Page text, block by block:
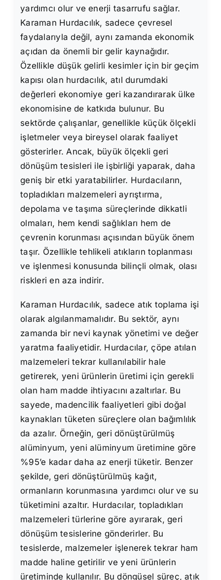
yardımcı olur ve enerji tasarrufu sağlar.
Karaman Hurdacılık, sadece çevresel
faydalarıyla değil, aynı zamanda ekonomik
açıdan da önemli bir gelir kaynağıdır.
Özellikle düşük gelirli kesimler için bir geçim
kapısı olan hurdacılık, atıl durumdaki
değerleri ekonomiye geri kazandırarak ülke
ekonomisine de katkıda bulunur. Bu
sektörde çalışanlar, genellikle küçük ölçekli
işletmeler veya bireysel olarak faaliyet
gösterirler. Ancak, büyük ölçekli geri
dönüşüm tesisleri ile işbirliği yaparak, daha
geniş bir etki yaratabilirler. Hurdacıların,
topladıkları malzemeleri ayrıştırma,
depolama ve taşıma süreçlerinde dikkatli
olmaları, hem kendi sağlıkları hem de
çevrenin korunması açısından büyük önem
taşır. Özellikle tehlikeli atıkların toplanması
ve işlenmesi konusunda bilinçli olmak, olası
riskleri en aza indirir.
Karaman Hurdacılık, sadece atık toplama işi
olarak algılanmamalıdır. Bu sektör, aynı
zamanda bir nevi kaynak yönetimi ve değer
yaratma faaliyetidir. Hurdacılar, çöpe atılan
malzemeleri tekrar kullanılabilir hale
getirerek, yeni ürünlerin üretimi için gerekli
olan ham madde ihtiyacını azaltırlar. Bu
sayede, madencilik faaliyetleri gibi doğal
kaynakları tüketen süreçlere olan bağımlılık
da azalır. Örneğin, geri dönüştürülmüş
alüminyum, yeni alüminyum üretimine göre
%95’e kadar daha az enerji tüketir. Benzer
şekilde, geri dönüştürülmüş kağıt,
ormanların korunmasına yardımcı olur ve su
tüketimini azaltır. Hurdacılar, topladıkları
malzemeleri türlerine göre ayırarak, geri
dönüşüm tesislerine gönderirler. Bu
tesislerde, malzemeler işlenerek tekrar ham
madde haline getirilir ve yeni ürünlerin
üretiminde kullanılır. Bu döngüsel süreç, atık